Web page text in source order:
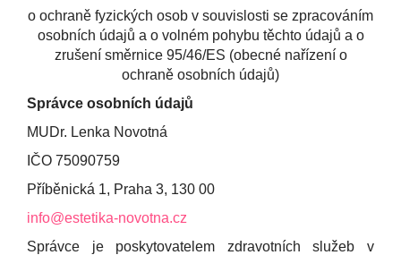
o ochraně fyzických osob v souvislosti se zpracováním
osobních údajů a o volném pohybu těchto údajů a o
zrušení směrnice 95/46/ES (obecné nařízení o
ochraně osobních údajů)
Správce osobních údajů
MUDr. Lenka Novotná
IČO 75090759
Příběnická 1, Praha 3, 130 00
info@estetika-novotna.cz
Správce je poskytovatelem zdravotních služeb v